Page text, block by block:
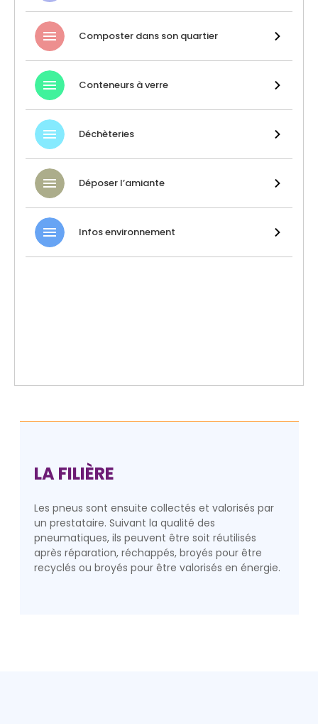
Composter dans son quartier
Conteneurs à verre
Déchèteries
Déposer l’amiante
Infos environnement
LA FILIÈRE
Les pneus sont ensuite collectés et valorisés par
un prestataire. Suivant la qualité des
pneumatiques, ils peuvent être soit réutilisés
après réparation, réchappés, broyés pour être
recyclés ou broyés pour être valorisés en énergie.